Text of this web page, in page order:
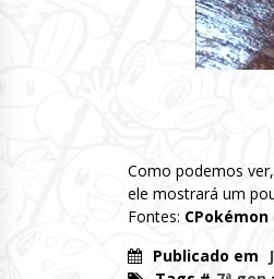
Como podemos
ele mostrará um
Fontes: CPokémon
Publicado em